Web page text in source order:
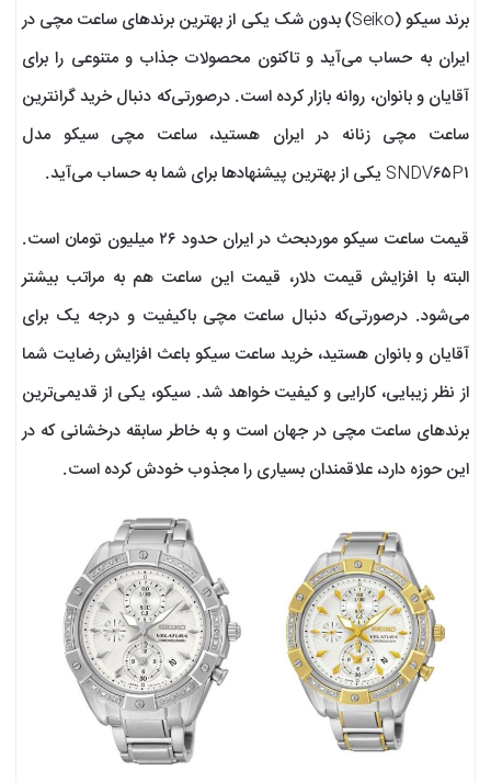
برند سیکو (Seiko) بدون شک یکی از بهترین برندهای ساعت مچی در
ایران به حساب می‌آید و تاکنون محصولات جذاب و متنوعی را برای
آقایان و بانوان، روانه بازار کرده است. درصورتی‌که دنبال خرید گرانترین
ساعت مچی زنانه در ایران هستید، ساعت مچی سیکو مدل
SNDV۶۵P۱ یکی از بهترین پیشنهادها برای شما به حساب می‌آید.
قیمت ساعت سیکو موردبحث در ایران حدود ۲۶ میلیون تومان است.
البته با افزایش قیمت دلار، قیمت این ساعت هم به مراتب بیشتر
می‌شود. درصورتی‌که دنبال ساعت مچی باکیفیت و درجه یک برای
آقایان و بانوان هستید، خرید ساعت سیکو باعث افزایش رضایت شما
از نظر زیبایی، کارایی و کیفیت خواهد شد. سیکو، یکی از قدیمی‌ترین
برندهای ساعت مچی در جهان است و به خاطر سابقه درخشانی که در
این حوزه دارد، علاقمندان بسیاری را مجذوب خودش کرده است.